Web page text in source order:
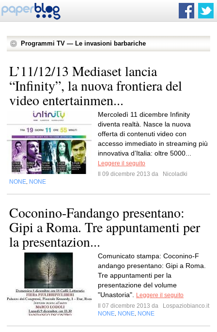
Programmi TV — Le invasioni barbariche
L’11/12/13 Mediaset lancia
“Infinity”, la nuova frontiera del
video entertainmen...
Mercoledì 11 dicembre Infinity
diventa realtà. Nasce la nuova
offerta di contenuti video con
accesso immediato in streaming più
innovativa d’Italia: oltre 5000...
Leggere il seguito
Il 09 dicembre 2013 da
Nicoladki
NONE NONE
Coconino-F​andango presentano:
Gipi a Roma. Tre appuntamenti per
la presentazion...
Comunicato stampa: Coconino-F​
andango presentano: Gipi a Roma.
Tre appuntamenti per la
presentazione del volume
"Unastoria".
Leggere il seguito
Il 07 dicembre 2013 da
Lospaziobianco.it
NONE NONE NONE